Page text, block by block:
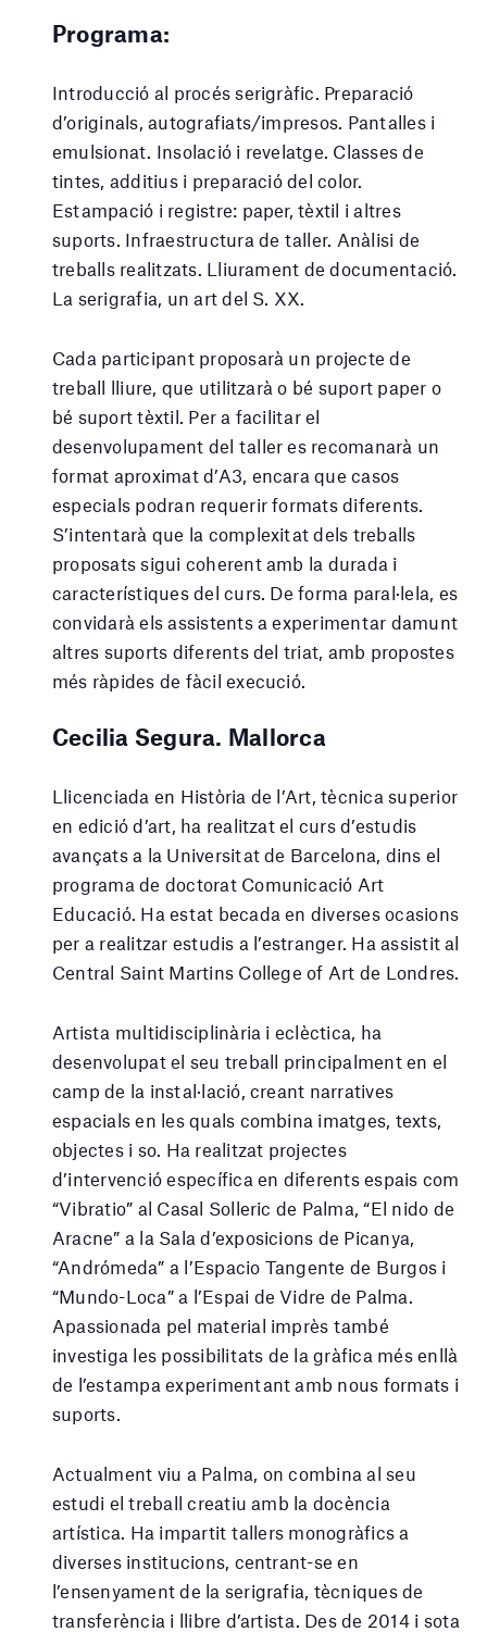
Programa:
Introducció al procés serigràfic. Preparació
d’originals, autografiats/impresos. Pantalles i
emulsionat. Insolació i revelatge. Classes de
tintes, additius i preparació del color.
Estampació i registre: paper, tèxtil i altres
suports. Infraestructura de taller. Anàlisi de
treballs realitzats. Lliurament de documentació.
La serigrafia, un art del S. XX.
Cada participant proposarà un projecte de
treball lliure, que utilitzarà o bé suport paper o
bé suport tèxtil. Per a facilitar el
desenvolupament del taller es recomanarà un
format aproximat d’A3, encara que casos
especials podran requerir formats diferents.
S’intentarà que la complexitat dels treballs
proposats sigui coherent amb la durada i
característiques del curs. De forma paral·lela, es
convidarà els assistents a experimentar damunt
altres suports diferents del triat, amb propostes
més ràpides de fàcil execució.
Cecilia Segura. Mallorca
Llicenciada en Història de l’Art, tècnica superior
en edició d’art, ha realitzat el curs d’estudis
avançats a la Universitat de Barcelona, dins el
programa de doctorat Comunicació Art
Educació. Ha estat becada en diverses ocasions
per a realitzar estudis a l’estranger. Ha assistit al
Central Saint Martins College of Art de Londres.
Artista multidisciplinària i eclèctica, ha
desenvolupat el seu treball principalment en el
camp de la instal·lació, creant narratives
espacials en les quals combina imatges, texts,
objectes i so. Ha realitzat projectes
d’intervenció específica en diferents espais com
“Vibratio” al Casal Solleric de Palma, “El nido de
Aracne” a la Sala d’exposicions de Picanya,
“Andrómeda” a l’Espacio Tangente de Burgos i
“Mundo-Loca” a l’Espai de Vidre de Palma.
Apassionada pel material imprès també
investiga les possibilitats de la gràfica més enllà
de l’estampa experimentant amb nous formats i
suports.
Actualment viu a Palma, on combina al seu
estudi el treball creatiu amb la docència
artística. Ha impartit tallers monogràfics a
diverses institucions, centrant-se en
l’ensenyament de la serigrafia, tècniques de
transferència i llibre d’artista. Des de 2014 i sota